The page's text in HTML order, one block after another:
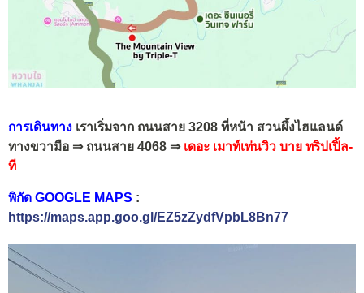
การเดินทาง เราเริ่มจาก ถนนสาย 3208 ที่หน้า สวนผึ้งไฮแลนด์
ทางขวามือ ⇒ ถนนสาย 4068 ⇒ เดอะ เมาท์เท่นวิว บาย ทริปเปิ้ล-
ที
พิกัด GOOGLE MAPS :
https://maps.app.goo.gl/EZ5zZydfVpbL8Bn77